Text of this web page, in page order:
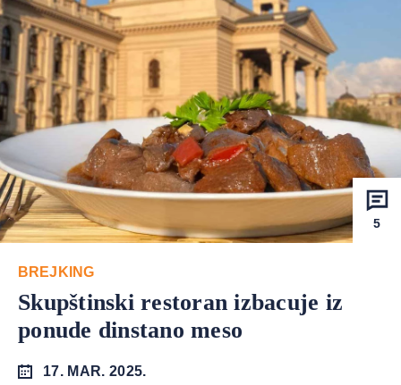
5
BREJKING
Skupštinski restoran izbacuje iz
ponude dinstano meso
17. MAR. 2025.